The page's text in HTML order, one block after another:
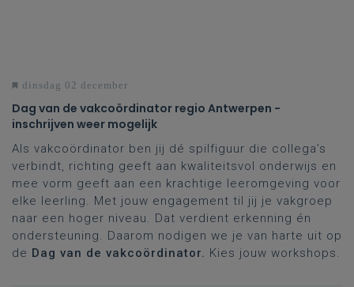
dinsdag 02 december
Dag van de vakcoördinator regio Antwerpen -
inschrijven weer mogelijk
Als vakcoördinator ben jij dé spilfiguur die collega’s
verbindt, richting geeft aan kwaliteitsvol onderwijs en
mee vorm geeft aan een krachtige leeromgeving voor
elke leerling. Met jouw engagement til jij je vakgroep
naar een hoger niveau. Dat verdient erkenning én
ondersteuning. Daarom nodigen we je van harte uit op
de Dag van de vakcoördinator. Kies jouw workshops.